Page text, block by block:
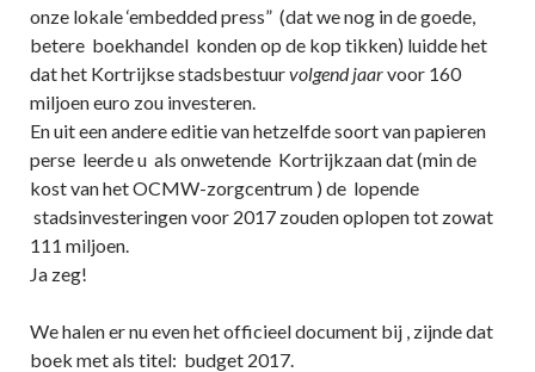
onze lokale ‘embedded press” (dat we nog in de goede,
betere boekhandel konden op de kop tikken) luidde het
dat het Kortrijkse stadsbestuurvolgend jaarvoor 160
miljoen euro zou investeren.
En uit een andere editie van hetzelfde soort van papieren
perse leerde u als onwetende Kortrijkzaan dat (min de
kost van het OCMW-zorgcentrum ) de lopende
stadsinvesteringen voor 2017 zouden oplopen tot zowat
111 miljoen.
Ja zeg!
We halen er nu even het officieel document bij , zijnde dat
boek met als titel: budget 2017.